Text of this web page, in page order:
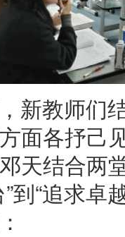
新教师们
面各抒己
天结合两
到“追求